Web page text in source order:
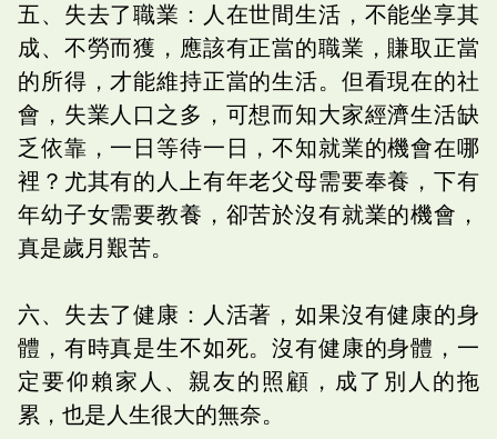
五、失去了職業：人在世間生活，不能坐享其
成、不勞而獲，應該有正當的職業，賺取正當
的所得，才能維持正當的生活。但看現在的社
會，失業人口之多，可想而知大家經濟生活缺
乏依靠，一日等待一日，不知就業的機會在哪
裡？尤其有的人上有年老父母需要奉養，下有
年幼子女需要教養，卻苦於沒有就業的機會，
真是歲月艱苦。
六、失去了健康：人活著，如果沒有健康的身
體，有時真是生不如死。沒有健康的身體，一
定要仰賴家人、親友的照顧，成了別人的拖
累，也是人生很大的無奈。